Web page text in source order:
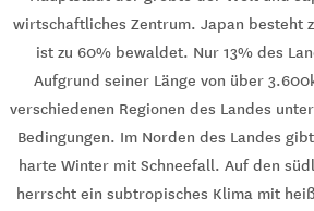
wirtschaftliches Zentrum. Japan besteht
ist zu 60% bewaldet. Nur 13% des
Aufgrund seiner Länge von über
verschiedenen Regionen des Landes
Bedingungen. Im Norden des Landes
harte Winter mit Schneefall. Auf den
herrscht ein subtropisches Klima mit